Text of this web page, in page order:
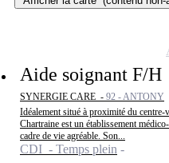
Aide soignant F/H
SYNERGIE CARE - 92 - ANTONY
Idéalement situé à proximité du
Chartraine est un établissement
cadre de vie agréable. Son...
CDI - Temps plein